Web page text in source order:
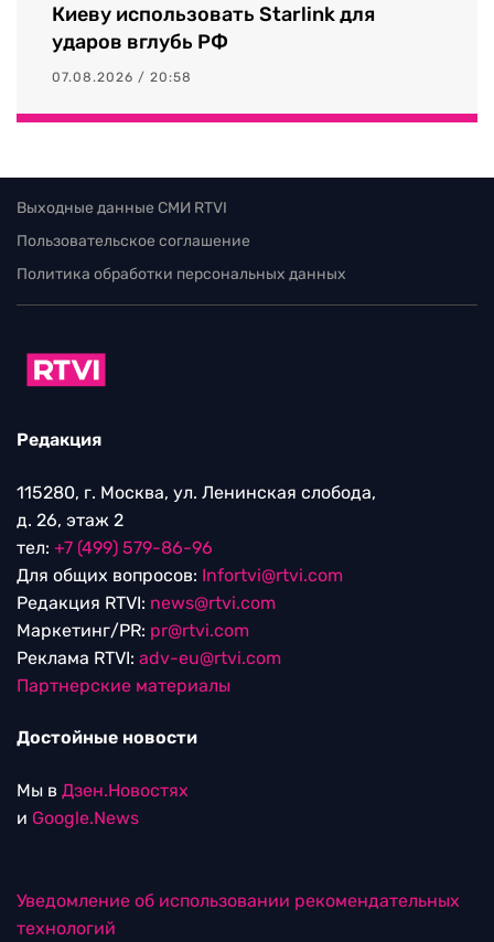
Киеву использовать Starlink для
ударов вглубь РФ
07.08.2026 / 20:58
Выходные данные СМИ RTVI
Пользовательское соглашение
Политика обработки персональных данных
Редакция
115280, г. Москва, ул. Ленинская слобода,
д. 26, этаж 2
тел: +7 (499) 579-86-96
Для общих вопросов: Infortvi@rtvi.com
Редакция RTVI: news@rtvi.com
Маркетинг/PR: pr@rtvi.com
Реклама RTVI: adv-eu@rtvi.com
Партнерские материалы
Достойные новости
Мы в Дзен.Новостях
и Google.News
Уведомление об использовании рекомендательных
технологий